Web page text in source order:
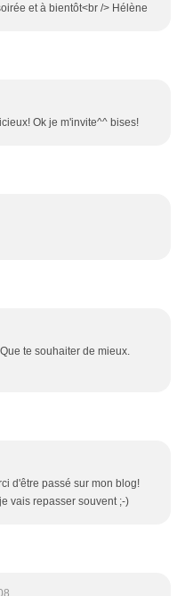
et à bientôt<br /> Hélène
Ok je m'invite^^ bises!
te souhaiter de mieux.
d'être passé sur mon blog!
vais repasser souvent ;-)